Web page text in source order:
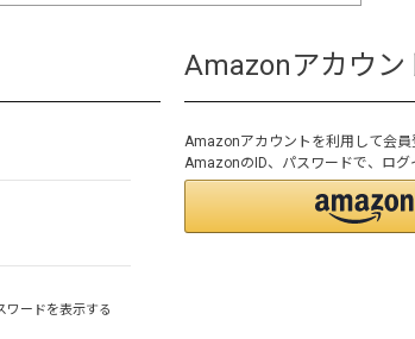
ワードを表示する
Amazonアカウン
Amazonアカウントを利用して会員
AmazonのID、パスワードで、ログ